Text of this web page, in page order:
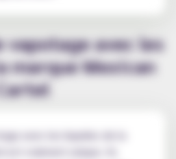
vapotage avec les
marque Mexican
avec les liquides de la